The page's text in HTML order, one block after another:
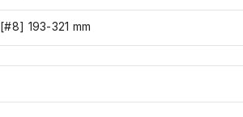
[#8] 193-321 mm